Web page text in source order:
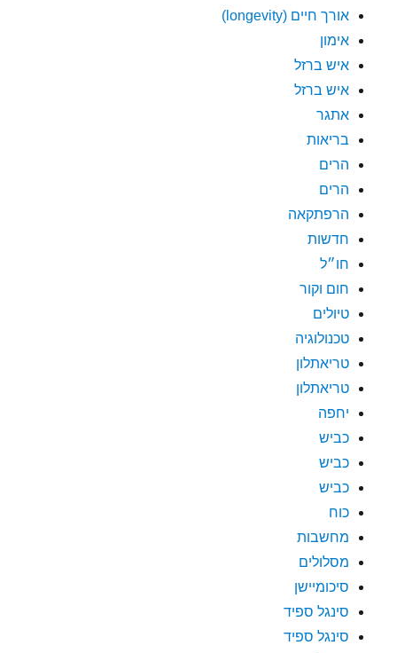
אורך חיים (longevity)
אימון
איש ברזל
איש ברזל
אתגר
בריאות
הרים
הרים
הרפתקאה
חדשות
חו״ל
חום וקור
טיולים
טכנולוגיה
טריאתלון
טריאתלון
יחפה
כביש
כביש
כביש
כוח
מחשבות
מסלולים
סיכומיישן
סינגל ספיד
סינגל ספיד